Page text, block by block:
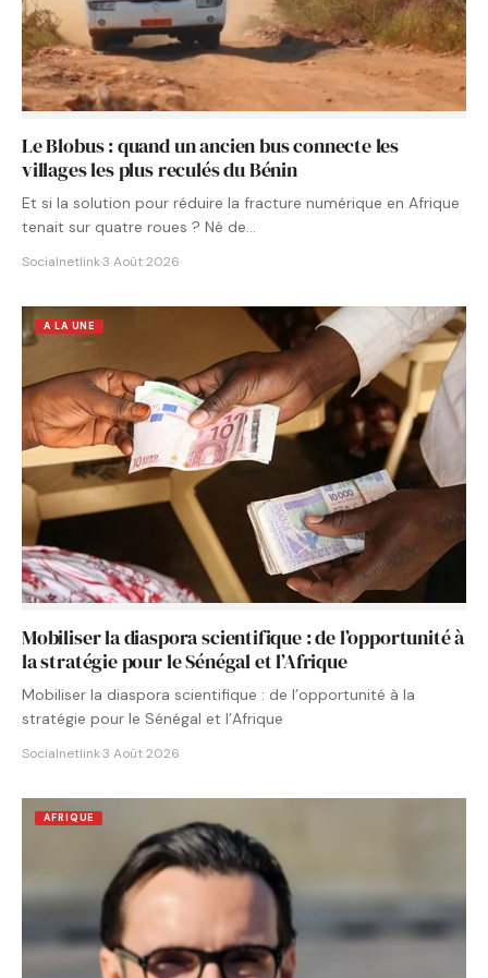
Le Blobus : quand un ancien bus connecte les
villages les plus reculés du Bénin
Et si la solution pour réduire la fracture numérique en Afrique
tenait sur quatre roues ? Né de…
Socialnetlink·3 Août 2026
A LA UNE
Mobiliser la diaspora scientifique : de l’opportunité à
la stratégie pour le Sénégal et l’Afrique
Mobiliser la diaspora scientifique : de l’opportunité à la
stratégie pour le Sénégal et l’Afrique
Socialnetlink·3 Août 2026
AFRIQUE